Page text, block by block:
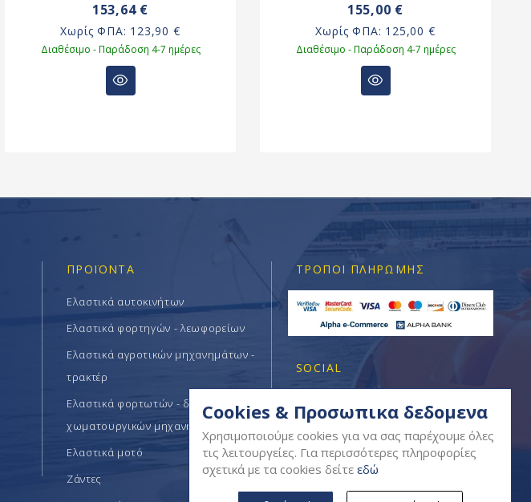
153,64 €
Χωρίς ΦΠΑ: 123,90 €
Διαθέσιμο - Παράδοση 4-7 ημέρες
155,00 €
Χωρίς ΦΠΑ: 125,00 €
Διαθέσιμο - Παράδοση 4-7 ημέρες
ΠΡΟΪΟΝΤΑ
Ελαστικά αυτοκινήτων
Ελαστικά φορτηγών - λεωφορείων
Ελαστικά αγροτικών μηχανημάτων -
τρακτέρ
Ελαστικά φορτωτών - δομικών -
χωματουργικών μηχανημάτων
Ελαστικά μοτό
Ζάντες
ΤΡΌΠΟΙ ΠΛΗΡΩΜΉΣ
SOCIAL
Cookies & Προσωπικα δεδομενα
Χρησιμοποιούμε cookies για να σας παρέχουμε όλες
τις λειτουργείες. Για περισσότερες πληροφορίες
σχετικά με τα cookies δείτε εδώ